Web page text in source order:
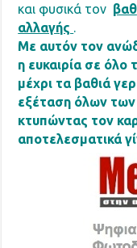
και φυσικά τον
αλλαγής .
Με αυτόν τον
η ευκαιρία σε όλο
μέχρι τα βαθιά
εξέταση όλων
κτυπώντας τον
αποτελεσματικά